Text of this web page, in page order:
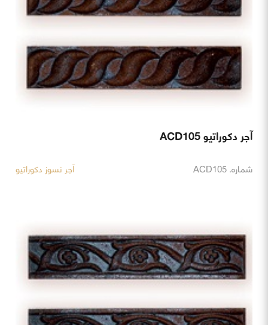
آجر دکوراتیو ACD105
شماره. ACD105 آجر نسوز دکوراتیو